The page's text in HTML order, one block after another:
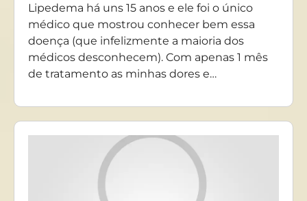
Lipedema há uns 15 anos e ele foi o único
médico que mostrou conhecer bem essa
doença (que infelizmente a maioria dos
médicos desconhecem). Com apenas 1 mês
de tratamento as minhas dores e…